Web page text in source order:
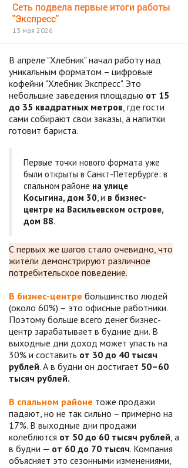
Сеть подвела первые итоги работы
"Экспресс"
13 мая 2026
В апреле "Хлебник" начал работу над
уникальным форматом – цифровые
кофейни "Хлебник Экспресс". Это
небольшие заведения площадью от 15
до 35 квадратных метров, где гости
сами собирают свои заказы, а напитки
готовит бариста.
Первые точки нового формата уже
были открыты в Санкт-Петербурге: в
спальном районе на улице
Косыгина, дом 30, и в бизнес-
центре на Васильевском острове,
дом 88.
С первых же шагов стало очевидно, что
жители демонстрируют различное
потребительское поведение.
В бизнес-центре большинство людей
(около 60%) – это офисные работники.
Поэтому больше всего денег бизнес-
центр зарабатывает в будние дни. В
выходные дни доход может упасть на
30% и составить от 30 до 40 тысяч
рублей. А в будни он достигает 50–60
тысяч рублей.
В спальном районе тоже продажи
падают, но не так сильно – примерно на
17%. В выходные дни продажи
колеблются от 50 до 60 тысяч рублей, а
в будни — от 60 до 70 тысяч. Компания
объясняет это сезонными изменениями,